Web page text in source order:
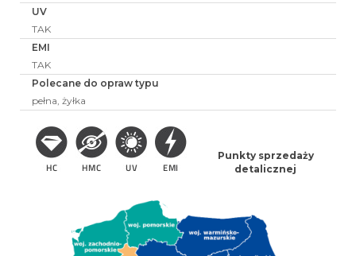
UV
TAK
EMI
TAK
Polecane do opraw typu
pełna, żyłka
Punkty sprzedaży
detalicznej